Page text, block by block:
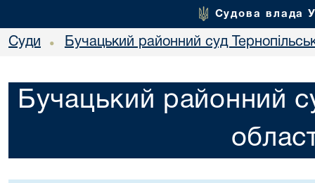
Судова влада
Суди • Бучацький районний суд
Бучацький районний